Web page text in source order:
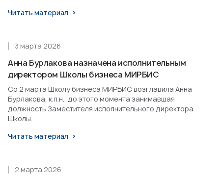
Читать материал
Анна Бурлакова назначена исполнительным
директором Школы бизнеса МИРБИС
3 марта 2026
Со 2 марта Школу бизнеса МИРБИС возглавила Анна
Бурлакова, к.п.н., до этого момента занимавшая
должность Заместителя исполнительного директора
Школы.
Читать материал
2 марта 2026